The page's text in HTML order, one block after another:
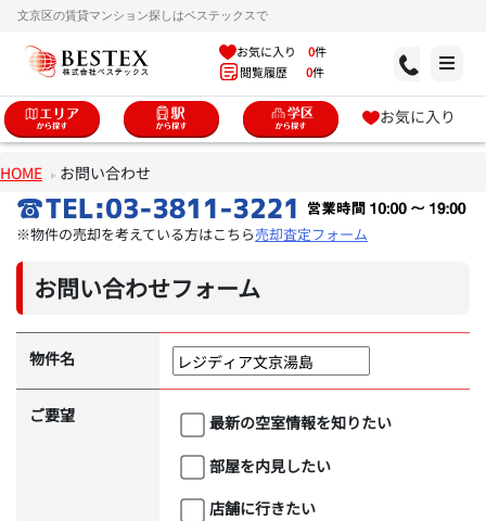
文京区の賃貸マンション探しはベステックスで
お気に入り 0件
閲覧履歴 0件
お気に入り
HOME お問い合わせ
※物件の売却を考えている方はこちら売却査定フォーム
お問い合わせフォーム
物件名
ご要望
最新の空室情報を知りたい
部屋を内見したい
店舗に行きたい